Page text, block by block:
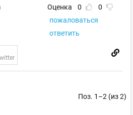
Оценка 0
0
пожаловаться
ответить
Поз. 1–2 (из 2)